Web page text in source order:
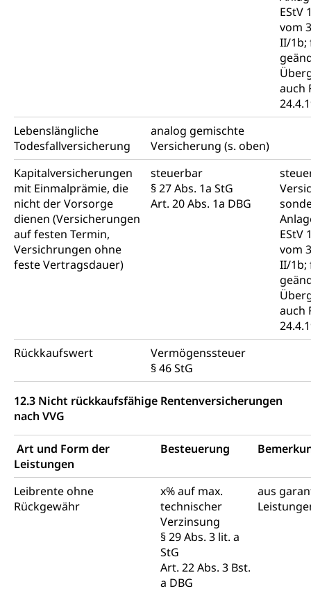
EStV
vom
II/1b;
auch
Lebenslängliche
Todesfallversicherung
analog gemischte
Versicherung (s. oben)
Kapitalversicherungen
mit Einmalprämie, die
nicht der Vorsorge
dienen (Versicherungen
auf festen Termin,
Versichrungen ohne
feste Vertragsdauer)
steuerbar
§ 27 Abs. 1a StG
Art. 20 Abs. 1a DBG
EStV
vom
II/1b;
auch
Rückkaufswert
Vermögenssteuer
§ 46 StG
12.3 Nicht rückkaufsfähige Rentenversicherungen
nach VVG
Art und Form der
Leistungen
Besteuerung
Leibrente ohne
Rückgewähr
x% auf max.
technischer
Verzinsung
§ 29 Abs. 3 lit. a
StG
Art. 22 Abs. 3 Bst.
a DBG
aus